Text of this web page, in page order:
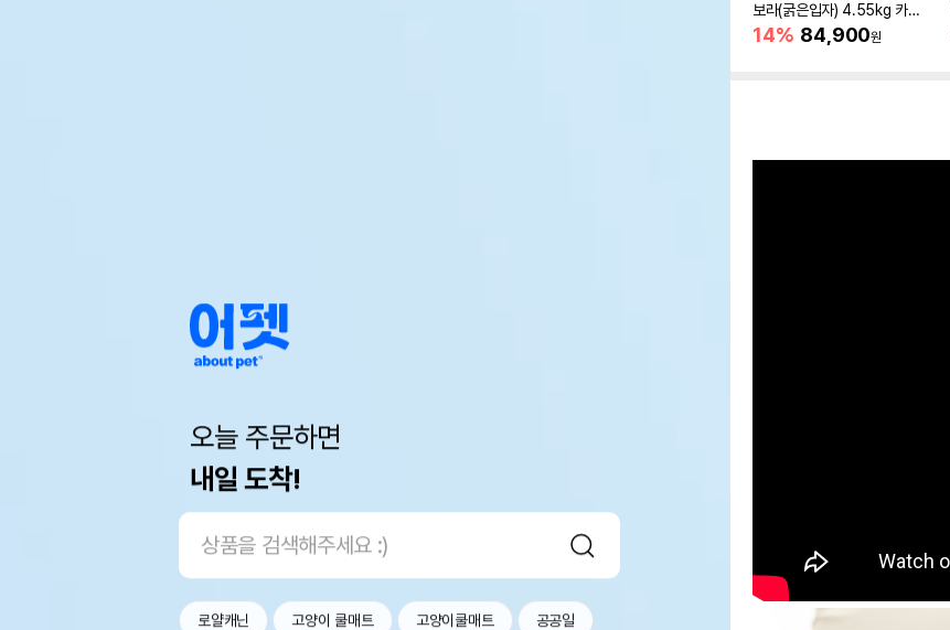
오늘 주문하면
내일 도착!
로얄캐닌 고양이 쿨매트 고양이쿨매트 공공일
보라(굵은입자) 4.55kg 카사
바모래
14% 84,900원